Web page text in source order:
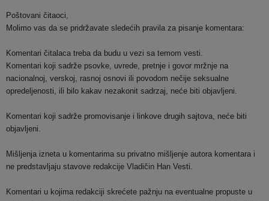
Poštovani čitaoci,
Molimo vas da se pridržavate sledećih pravila za pisanje komentara:
Komentari čitalaca treba da budu u vezi sa temom vesti.
Komentari koji sadrže psovke, uvrede, pretnje i govor mržnje na
nacionalnoj, verskoj, rasnoj osnovi ili povodom nečije seksualne
opredeljenosti, ili bilo kakav nezakonit sadrzaj, neće biti objavljeni.
Komentari koji sadrže promovisanje i linkove drugih sajtova, neće biti
objavljeni.
Mišljenja izneta u komentarima su privatno mišljenje autora komentara i
ne predstavljaju stavove redakcije Vladičin Han Vesti.
Komentari u kojima redakciji skrećete pažnju na eventualne propuste u